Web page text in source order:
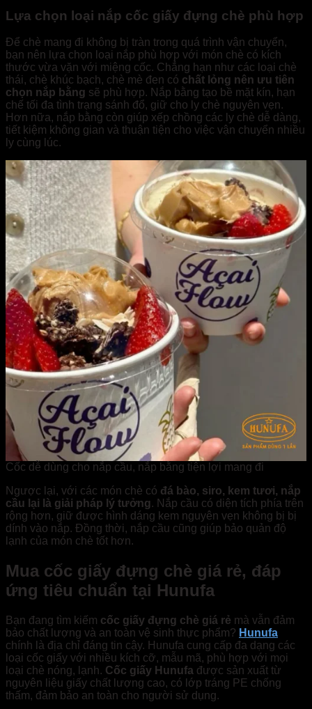
Lựa chọn loại nắp cốc giấy đựng chè phù hợp
Để chè mang đi không bị tràn trong quá trình vận chuyển,
bạn nên lựa chọn loại nắp phù hợp với món chè có kích
thước vừa vặn với miệng cốc. Chẳng hạn như các loại chè
thái, chè khúc bạch, chè mè đen có chất lỏng nên ưu tiên
chọn nắp bằng sẽ phù hợp. Nắp bằng tạo bề mặt kín, hạn
chế tối đa tình trạng sánh đổ, giữ cho ly chè nguyên vẹn.
Hơn nữa, nắp bằng còn giúp xếp chồng các ly chè dễ dàng,
tiết kiệm không gian và thuận tiện cho việc vận chuyển nhiều
ly cùng lúc.
Cốc dễ dùng cho nắp cầu, nắp bằng tiện lợi mang đi
Ngược lại, với các món chè có đá bào, siro, kem tươi, nắp
cầu lại là giải pháp lý tưởng. Nắp cầu có diện tích phía trên
rộng hơn, giữ được hình dáng kem nguyên vẹn không bị bị
dính vào nắp. Đồng thời, nắp cầu cũng giúp bảo quản độ
lạnh của món chè tốt hơn.
Mua cốc giấy đựng chè giá rẻ, đáp
ứng tiêu chuẩn tại Hunufa
Bạn đang tìm kiếm cốc giấy đựng chè giá rẻ mà vẫn đảm
bảo chất lượng và an toàn vệ sinh thực phẩm? Hunufa
chính là địa chỉ đáng tin cậy. Hunufa cung cấp đa dạng các
loại cốc giấy với nhiều kích cỡ, mẫu mã, phù hợp với mọi
loại chè nóng, lạnh. Cốc giấy Hunufa được sản xuất từ
nguyên liệu giấy chất lượng cao, có lớp tráng PE chống
thấm, đảm bảo an toàn cho người sử dụng.